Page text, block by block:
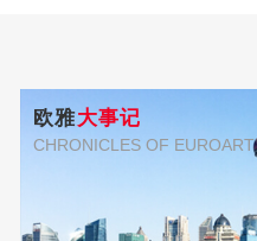
欧雅大事记
CHRONICLES OF EUROART